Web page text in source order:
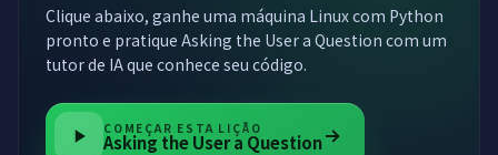
Clique abaixo, ganhe uma máquina Linux com Python
pronto e pratique Asking the User a Question com um
tutor de IA que conhece seu código.
COMEÇAR ESTA LIÇÃO
Asking the User a Question